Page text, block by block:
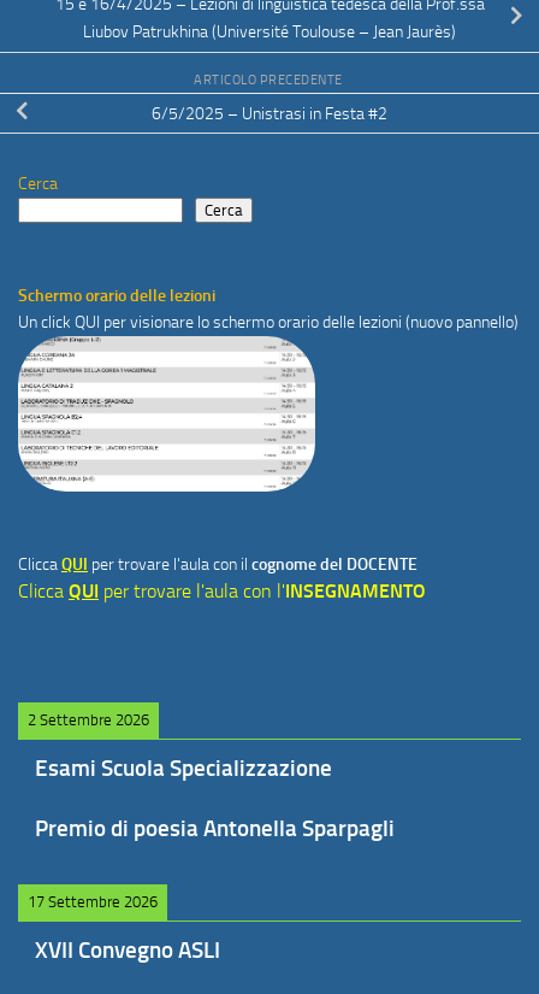
15 e 16/4/2025 – Lezioni di linguistica tedesca della Prof.ssa
Liubov Patrukhina (Université Toulouse – Jean Jaurès)
ARTICOLO PRECEDENTE
6/5/2025 – Unistrasi in Festa #2
Cerca
Cerca
Schermo orario delle lezioni
Un click QUI per visionare lo schermo orario delle lezioni (nuovo pannello)
CliccaQUI per trovare l'aula con il cognome del DOCENTE
Clicca QUI per trovare l'aula con l'INSEGNAMENTO
2 Settembre 2026
Esami Scuola Specializzazione
Premio di poesia Antonella Sparpagli
17 Settembre 2026
XVII Convegno ASLI